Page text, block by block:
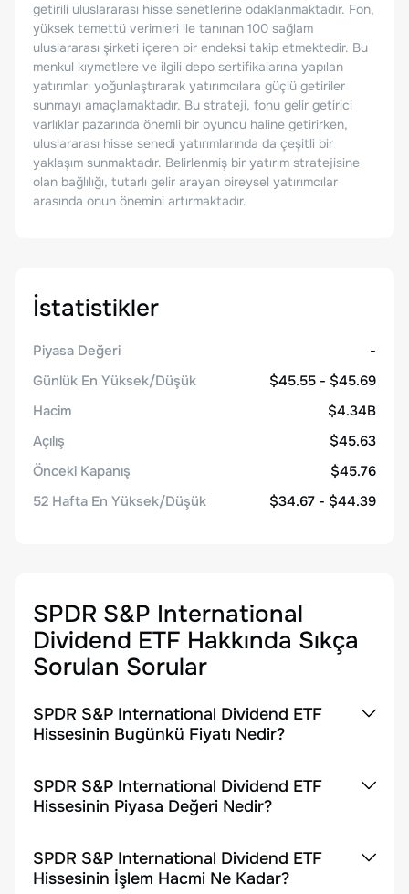
getirili uluslararası hisse senetlerine odaklanmaktadır. Fon,
yüksek temettü verimleri ile tanınan 100 sağlam
uluslararası şirketi içeren bir endeksi takip etmektedir. Bu
menkul kıymetlere ve ilgili depo sertifikalarına yapılan
yatırımları yoğunlaştırarak yatırımcılara güçlü getiriler
sunmayı amaçlamaktadır. Bu strateji, fonu gelir getirici
varlıklar pazarında önemli bir oyuncu haline getirirken,
uluslararası hisse senedi yatırımlarında da çeşitli bir
yaklaşım sunmaktadır. Belirlenmiş bir yatırım stratejisine
olan bağlılığı, tutarlı gelir arayan bireysel yatırımcılar
arasında onun önemini artırmaktadır.
İstatistikler
Piyasa Değeri
-
Günlük En Yüksek/Düşük
$45.55 - $45.69
Hacim
$4.34B
Açılış
$45.63
Önceki Kapanış
$45.76
52 Hafta En Yüksek/Düşük
$34.67 - $44.39
SPDR S&P International
Dividend ETF Hakkında Sıkça
Sorulan Sorular
SPDR S&P International Dividend ETF
Hissesinin Bugünkü Fiyatı Nedir?
SPDR S&P International Dividend ETF
Hissesinin Piyasa Değeri Nedir?
SPDR S&P International Dividend ETF
Hissesinin İşlem Hacmi Ne Kadar?